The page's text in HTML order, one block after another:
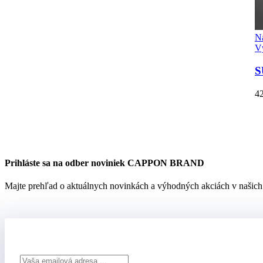
Prihláste sa na odber noviniek CAPPON BRAND
Majte prehľad o aktuálnych novinkách a výhodných akciách v našich